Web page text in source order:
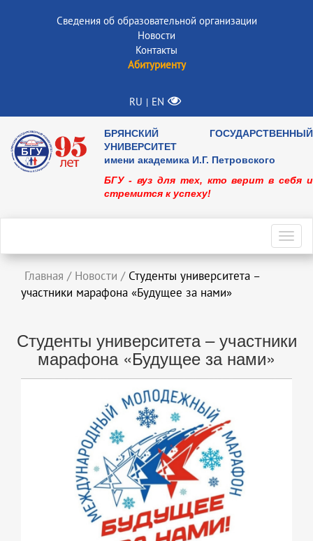
Сведения об образовательной организации
Новости
Контакты
Абитуриенту
RU | EN
БРЯНСКИЙ ГОСУДАРСТВЕННЫЙ
УНИВЕРСИТЕТ
имени академика И.Г. Петровского
БГУ - вуз для тех, кто верит в себя и
стремится к успеху!
Главная / Новости / Студенты университета –
участники марафона «Будущее за нами»
Студенты университета – участники
марафона «Будущее за нами»